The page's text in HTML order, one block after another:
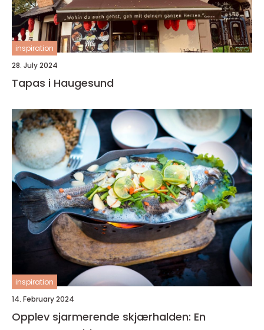
inspiration
28. July 2024
Tapas i Haugesund
inspiration
14. February 2024
Opplev sjarmerende skjærhalden: En